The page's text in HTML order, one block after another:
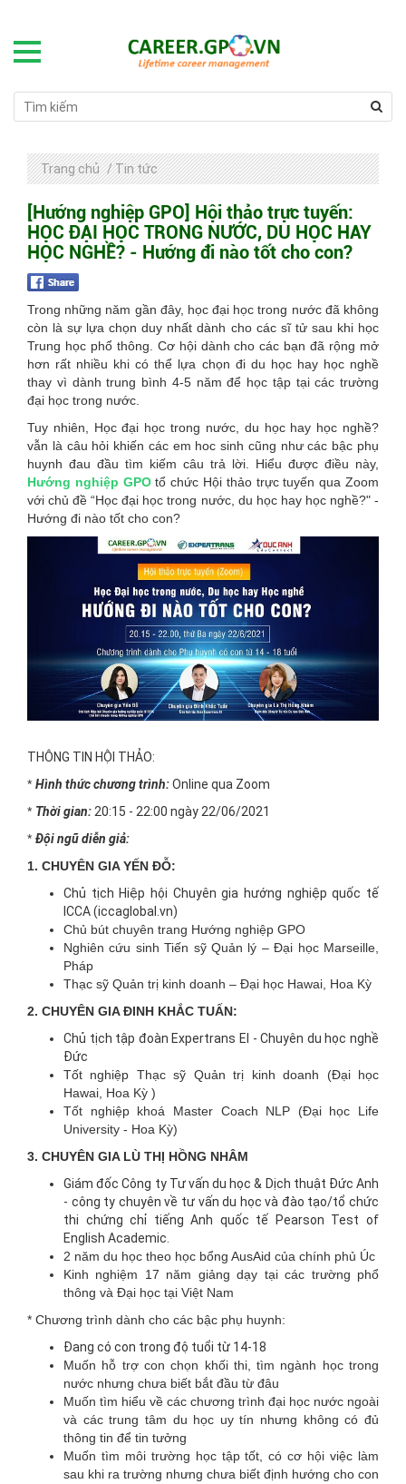
Trang chủ / Tin tức
[Hướng nghiệp GPO] Hội thảo trực tuyến:
HỌC ĐẠI HỌC TRONG NƯỚC, DU HỌC HAY
HỌC NGHỀ? - Hướng đi nào tốt cho con?
Trong những năm gần đây, học đại học trong nước đã không
còn là sự lựa chọn duy nhất dành cho các sĩ tử sau khi học
Trung học phổ thông. Cơ hội dành cho các bạn đã rộng mở
hơn rất nhiều khi có thể lựa chọn đi du học hay học nghề
thay vì dành trung bình 4-5 năm để học tập tại các trường
đại học trong nước.
Tuy nhiên, Học đại học trong nước, du học hay học nghề?
vẫn là câu hỏi khiến các em hoc sinh cũng như các bậc phụ
huynh đau đầu tìm kiếm câu trả lời. Hiểu được điều này,
Hướng nghiệp GPOtổ chức Hội thảo trực tuyến qua Zoom
với chủ đề “Học đại học trong nước, du học hay học nghề?" -
Hướng đi nào tốt cho con?
THÔNG TIN HỘI THẢO:
* Hình thức chương trình:Online qua Zoom
* Thời gian: 20:15 - 22:00 ngày 22/06/2021
* Đội ngũ diễn giả:
1. CHUYÊN GIA YẾN ĐỖ:
Chủ tịch Hiệp hội Chuyên gia hướng nghiệp quốc tế
ICCA (iccaglobal.vn)
Chủ bút chuyên trang Hướng nghiệp GPO
Nghiên cứu sinh Tiến sỹ Quản lý – Đại học Marseille,
Pháp
Thạc sỹ Quản trị kinh doanh – Đại học Hawai, Hoa Kỳ
2. CHUYÊN GIA ĐINH KHẮC TUẤN:
Chủ tịch tập đoàn Expertrans EI - Chuyên du học nghề
Đức
Tốt nghiệp Thạc sỹ Quản trị kinh doanh (Đại học
Hawai, Hoa Kỳ )
Tốt nghiệp khoá Master Coach NLP (Đại học Life
University - Hoa Kỳ)
3. CHUYÊN GIA LÙ THỊ HỒNG NHÂM
Giám đốc Công ty Tư vấn du học & Dịch thuật Đức Anh
- công ty chuyên về tư vấn du học và đào tạo/tổ chức
thi chứng chỉ tiếng Anh quốc tế Pearson Test of
English Academic.
2 năm du học theo học bổng AusAid của chính phủ Úc
Kinh nghiệm 17 năm giảng dạy tại các trường phổ
thông và Đại học tại Việt Nam
* Chương trình dành cho các bậc phụ huynh:
Đang có con trong độ tuổi từ 14-18
Muốn hỗ trợ con chọn khối thi, tìm ngành học trong
nước nhưng chưa biết bắt đầu từ đâu
Muốn tìm hiểu về các chương trình đại học nước ngoài
và các trung tâm du học uy tín nhưng không có đủ
thông tin để tin tưởng
Muốn tìm môi trường học tập tốt, có cơ hội việc làm
sau khi ra trường nhưng chưa biết định hướng cho con